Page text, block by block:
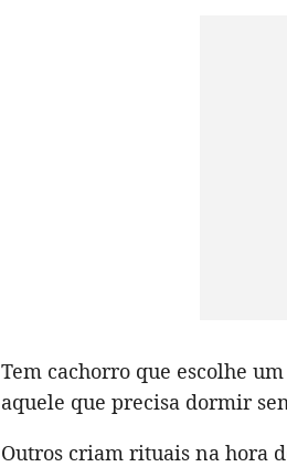
Tem cachorro que escolhe
aquele que precisa dormir
Outros criam rituais na hora